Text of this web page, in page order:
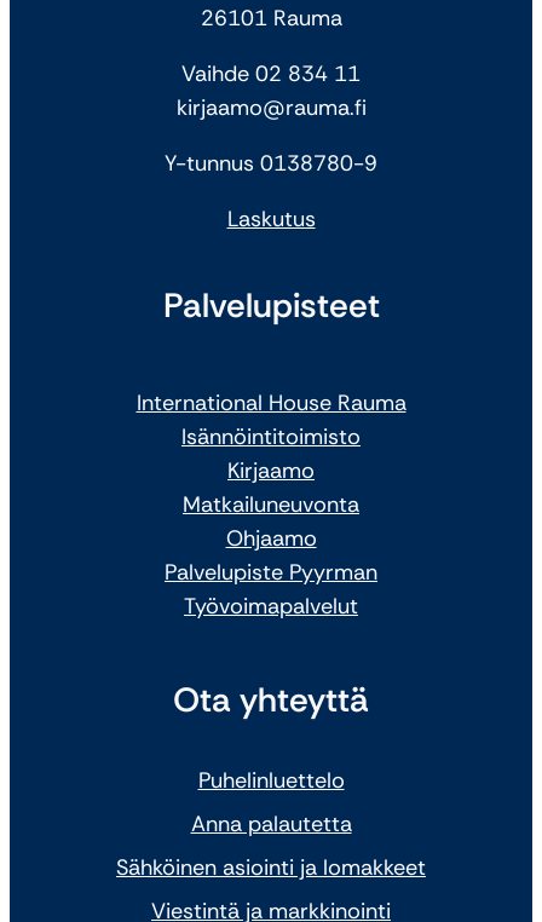
26101 Rauma
Vaihde 02 834 11
kirjaamo@rauma.fi
Y-tunnus 0138780-9
Laskutus
Palvelupisteet
International House Rauma
Isännöintitoimisto
Kirjaamo
Matkailuneuvonta
Ohjaamo
Palvelupiste Pyyrman
Työvoimapalvelut
Ota yhteyttä
Puhelinluettelo
Anna palautetta
Sähköinen asiointi ja lomakkeet
Viestintä ja markkinointi